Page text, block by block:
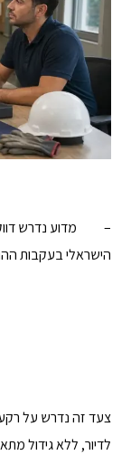
– מדוע נדרש
הישראלי בעקבות
צעד זה נדרש על רקע
לדיור, ללא גידול